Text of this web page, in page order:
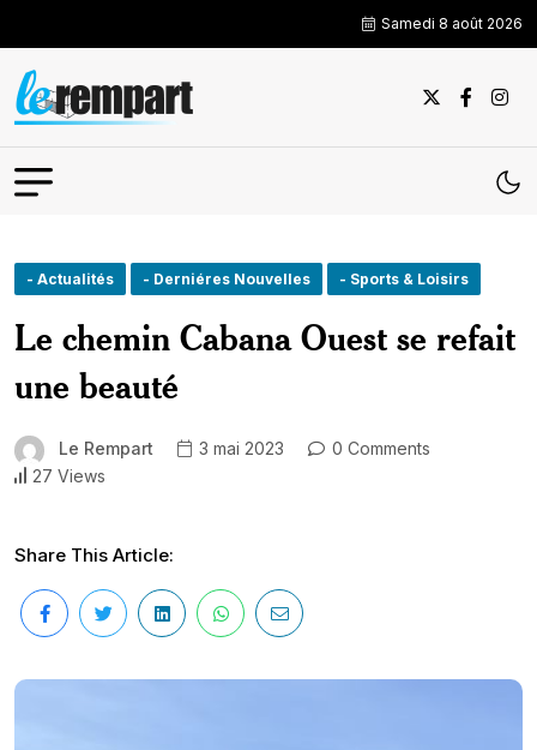
Samedi 8 août 2026
- Actualités - Derniéres Nouvelles - Sports & Loisirs
Le chemin Cabana Ouest se refait
une beauté
Le Rempart 3 mai 2023
0 Comments
27 Views
Share This Article: